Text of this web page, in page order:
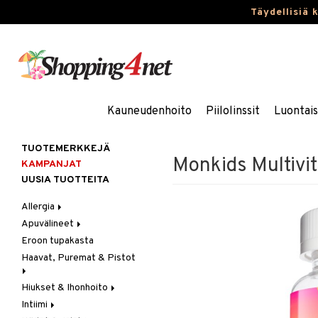
Täydellisiä
Kauneudenhoito Piilolinssit
Monkids
TUOTEMERKKEJÄ
KAMPANJAT
UUSIA TUOTTEITA
Allergia
Nenäsuihkeet
Silmätipat
Apuvälineet
Hygienia
Kävely & Seisominen
Saa kiinni & Ylety
Eroon tupakasta
Haavat, Puremat & Pistot
Ensiapu
Haavat
Hiukset & Ihonhoito
Erityistuotteet
Intiimi